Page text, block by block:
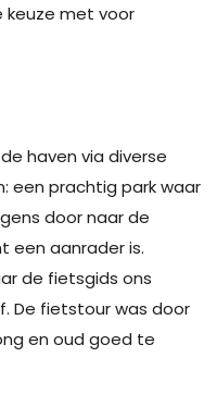
keuze met voor
haven via diverse
een prachtig park waar
door naar de
een aanrader is.
de fietsgids ons
De fietstour was door
en oud goed te